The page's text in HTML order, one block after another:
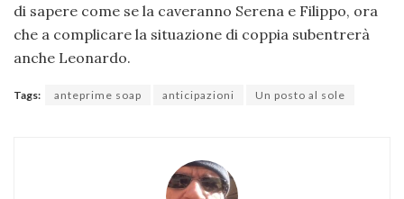
di sapere come se la caveranno Serena e Filippo, ora
che a complicare la situazione di coppia subentrerà
anche Leonardo.
Tags: anteprime soap anticipazioni Un posto al sole